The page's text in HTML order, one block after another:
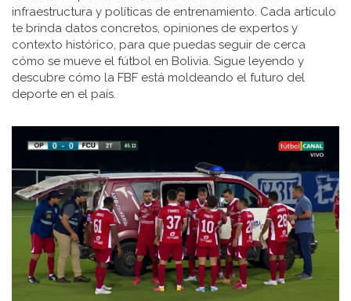
infraestructura y políticas de entrenamiento. Cada artículo
te brinda datos concretos, opiniones de expertos y
contexto histórico, para que puedas seguir de cerca
cómo se mueve el fútbol en Bolivia. Sigue leyendo y
descubre cómo la FBF está moldeando el futuro del
deporte en el país.